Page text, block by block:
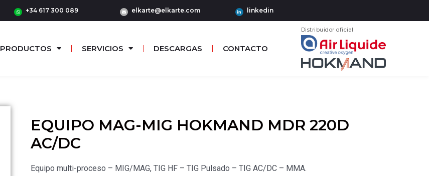
+34 617 300 089 elkarte@elkarte.com linkedin
PRODUCTOS SERVICIOS DESCARGAS CONTACTO
Distribuidor oficial
EQUIPO MAG-MIG HOKMAND MDR 220D
AC/DC
Equipo multi-proceso – MIG/MAG, TIG HF – TIG Pulsado – TIG AC/DC – MMA.